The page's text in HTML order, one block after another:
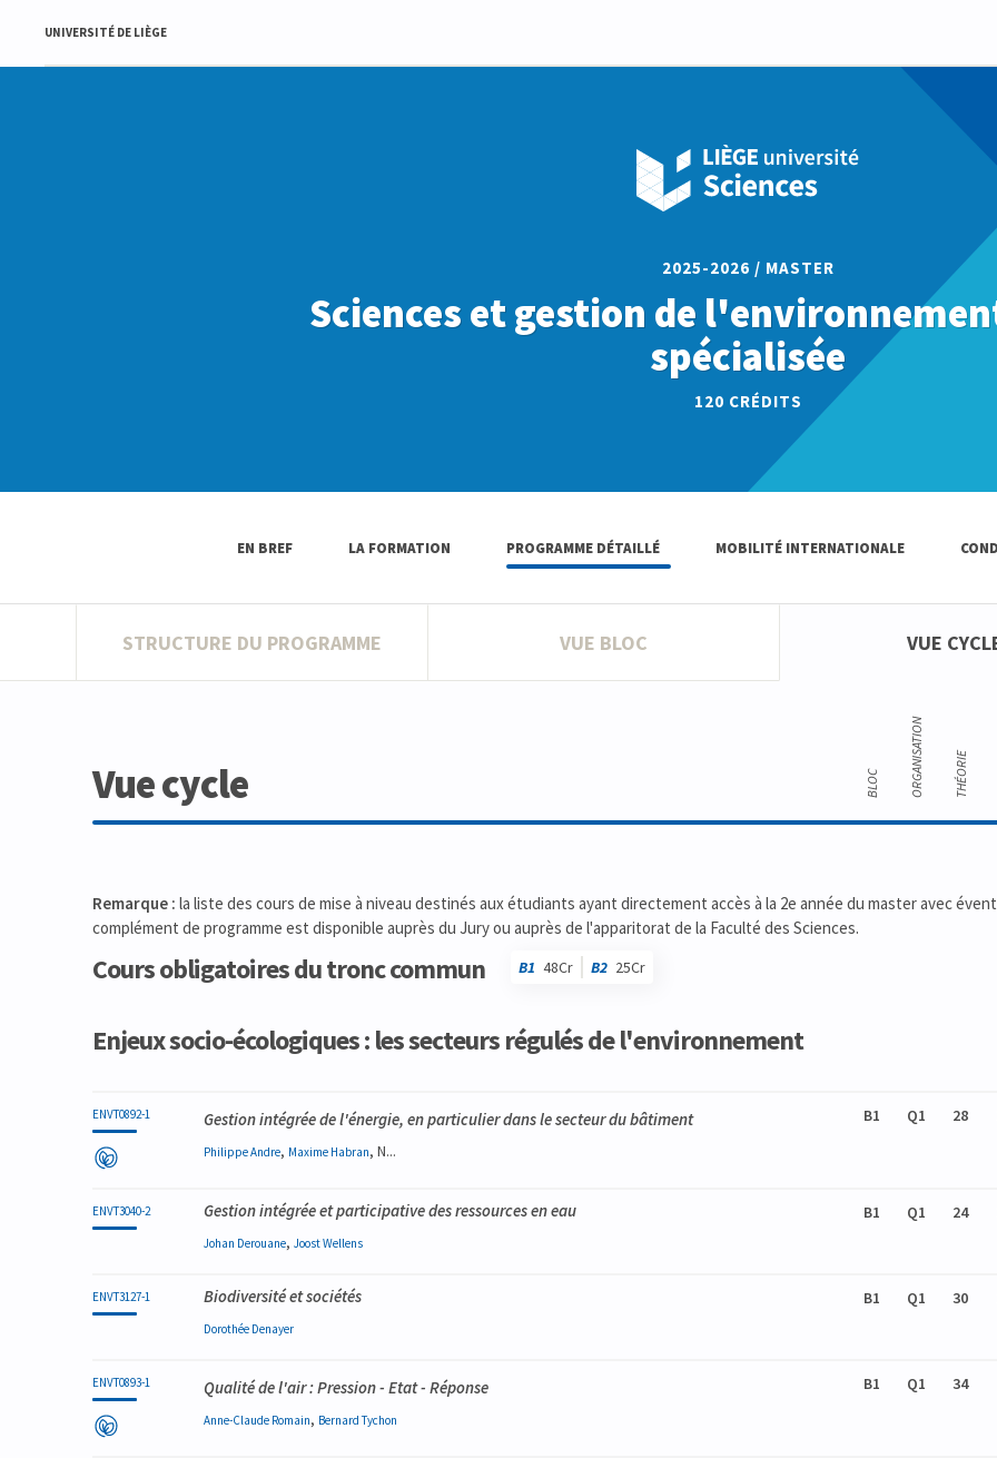
UNIVERSITÉ DE LIÈGE
2025-2026 / MASTER
Sciences et gestion de
spécialisée
120 CRÉDITS
EN BREF LA FORMATION PROGRAMME DÉTAILLÉ MOBILITÉ INTERNATIONALE
STRUCTURE DU PROGRAMME VUE BLOC VUE
Vue cycle BLOC ORGANISATION THÉORIE
Remarque : la liste des cours de mise à niveau destinés aux étudiants ayant directement accès à la 2e année du master avec
complément de programme est disponible auprès du Jury ou auprès de l'apparitorat de la Faculté des Sciences.
Cours obligatoires du tronc commun B1 48Cr B2 25Cr
Code
Détails
Bloc
Organisation
Théorie
Pratique
Autres
Crédits
Enjeux socio-écologiques : les secteurs régulés de l'environnement
ENVT0892-1 Gestion intégrée de l'énergie, en particulier dans le secteur du bâtiment
PhilippeAndre, Maxime Habran, N...
B1 Q1 28
ENVT3040-2 Gestion intégrée et participative des ressources en eau
Johan Derouane, JoostWellens
B1 Q1 24
ENVT3127-1 Biodiversité et sociétés
Dorothée Denayer
B1 Q1 30
ENVT0893-1 Qualité de l'air : Pression - Etat - Réponse
Anne-Claude Romain, BernardTychon
B1 Q1 34